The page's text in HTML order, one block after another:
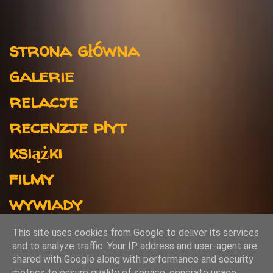
r
z
strona główna
galerie
relacje
recenzje płyt
książki
filmy
wywiady
kontakt
This site uses cookies from Google to deliver its services
and to analyze traffic. Your IP address and user-agent are
shared with Google along with performance and security